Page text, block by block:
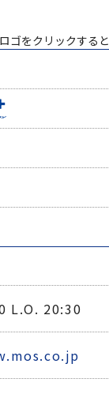
ゴをクリックすると
L.O. 20:30